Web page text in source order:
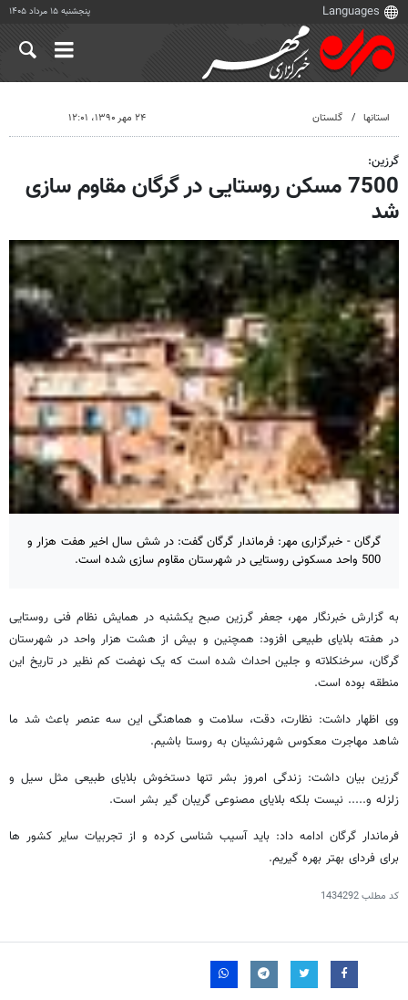
پنجشنبه ۱۵ مرداد ۱۴۰۵
استانها گلستان ۲۴ مهر ۱۳۹۰، ۱۲:۰۱
گرزین:
7500 مسکن روستایی در گرگان مقاوم سازی
شد
گرگان - خبرگزاری مهر: فرماندار گرگان گفت: در شش سال اخیر هفت هزار و
500 واحد مسکونی روستایی در شهرستان مقاوم سازی شده است.
به گزارش خبرنگار مهر، جعفر گرزین صبح یکشنبه در همایش نظام فنی روستایی
در هفته بلایای طبیعی افزود: همچنین و بیش از هشت هزار واحد در شهرستان
گرگان، سرخنکلاته و جلین احداث شده است که یک نهضت کم نظیر در تاریخ این
منطقه بوده است.
وی اظهار داشت: نظارت، دقت، سلامت و هماهنگی این سه عنصر باعث شد ما
شاهد مهاجرت معکوس شهرنشینان به روستا باشیم.
گرزین بیان داشت: زندگی امروز بشر تنها دستخوش بلایای طبیعی مثل سیل و
زلزله و..... نیست بلکه بلایای مصنوعی گریبان گیر بشر است.
فرماندار گرگان ادامه داد: باید آسیب شناسی کرده و از تجربیات سایر کشور ها
برای فردای بهتر بهره گیریم.
کد مطلب1434292